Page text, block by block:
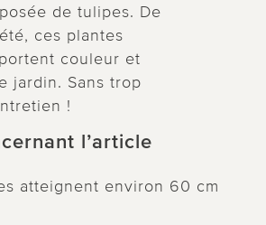
de tulipes. De
ces plantes
couleur et
jardin. Sans trop
!
l’article
atteignent environ 60 cm